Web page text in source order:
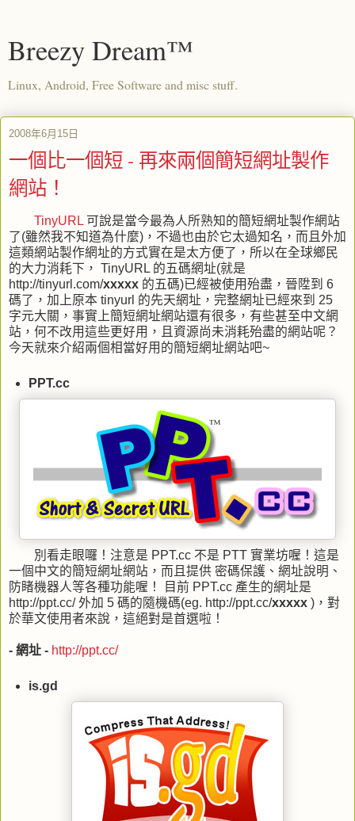
Breezy Dream™
Linux, Android, Free Software and misc stuff.
2008年6月15日
一個比一個短 - 再來兩個簡短網址製作
網站！
TinyURL 可說是當今最為人所熟知的簡短網址製作網站
了(雖然我不知道為什麼)，不過也由於它太過知名，而且外加
這類網站製作網址的方式實在是太方便了，所以在全球鄉民
的大力消耗下， TinyURL 的五碼網址(就是
http://tinyurl.com/xxxxx 的五碼)已經被使用殆盡，晉陞到 6
碼了，加上原本 tinyurl 的先天網址，完整網址已經來到 25
字元大關，事實上簡短網址網站還有很多，有些甚至中文網
站，何不改用這些更好用，且資源尚未消耗殆盡的網站呢？
今天就來介紹兩個相當好用的簡短網址網站吧~
PPT.cc
別看走眼囉！注意是 PPT.cc 不是 PTT 實業坊喔！這是
一個中文的簡短網址網站，而且提供 密碼保護、網址說明、
防睹機器人等各種功能喔！ 目前 PPT.cc 產生的網址是
http://ppt.cc/ 外加 5 碼的隨機碼(eg. http://ppt.cc/xxxxx )，對
於華文使用者來說，這絕對是首選啦！
- 網址 - http://ppt.cc/
is.gd